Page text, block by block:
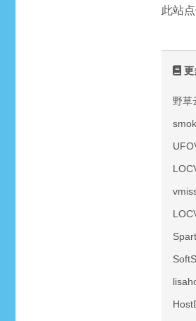
此站
更
野草